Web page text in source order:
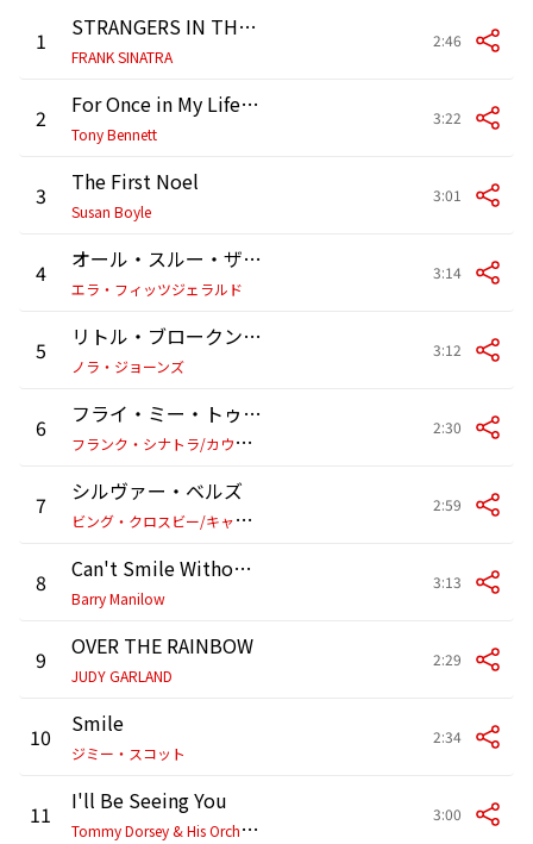
1 STRANGERS IN THE NIGHT
FRANK SINATRA
2:46
2 For Once in My Life with Stevie Wonder
Tony Bennett
3:22
3 The First Noel
Susan Boyle
3:01
4 オール・スルー・ザ・ナイト
エラ・フィッツジェラルド
3:14
5 リトル・ブロークン・ハーツ
ノラ・ジョーンズ
3:12
6
フライ・ミー・トゥ・ザ・ムーン
フ
ランク・シナトラ/カウント・ベイシー・オーケストラ
2:30
7
シルヴァー・ベルズ
ビ
ング・クロスビー/キャロル・リチャーズ
2:59
8 Can't Smile Without You
Barry Manilow
3:13
9 OVER THE RAINBOW
JUDY GARLAND
2:29
10 Smile
ジミー・スコット
2:34
11
I'll Be Seeing You
T
ommy Dorsey & His Orchestra
3:00